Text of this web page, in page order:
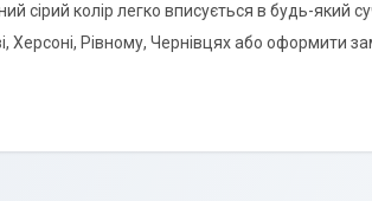
сірий колір легко вписується в будь-який
Херсоні, Рівному, Чернівцях або оформити